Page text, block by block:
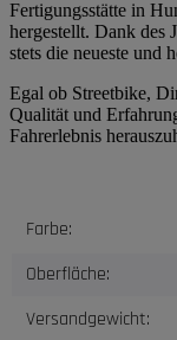
Fertigungsstätte in
hergestellt. Dank des
stets die neueste und
Egal ob Streetbike,
Qualität und
Fahrerlebnis
Produkteigenschaft
Wert
Farbe:
Oberfläche:
Versandgewicht: